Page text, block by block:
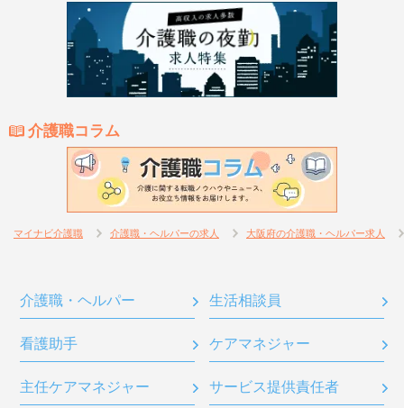
介護職コラム
マイナビ介護職 介護職・ヘルパーの求人 大阪府の介護職・ヘルパー求人
介護職・ヘルパー 生活相談員
看護助手 ケアマネジャー
主任ケアマネジャー サービス提供責任者